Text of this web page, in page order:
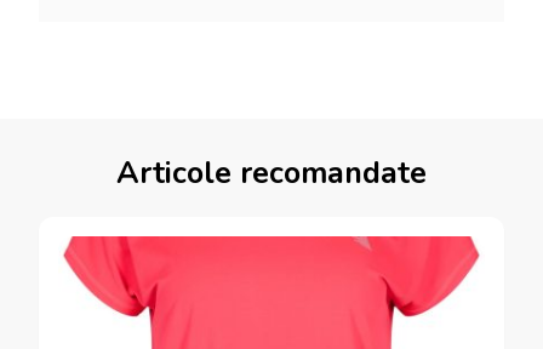
Articole recomandate